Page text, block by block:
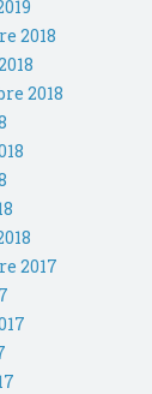
2018
2018
2017